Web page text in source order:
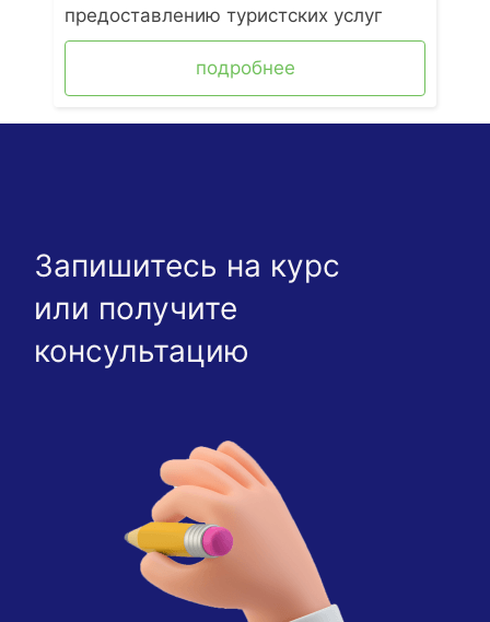
предоставлению туристских услуг
подробнее
Запишитесь на курс
или получите
консультацию